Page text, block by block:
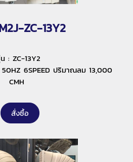
ZC-13Y2
: ZC-13Y2
6SPEED ปริมาณลม 13,000
CMH
สั่งซื้อ